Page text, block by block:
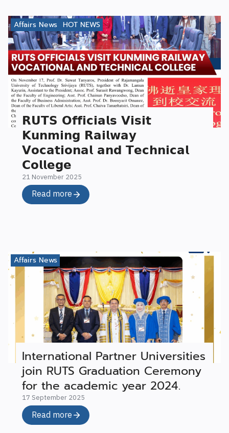
Affairs News HOT NEWS
𝗥𝗨𝗧𝗦 𝗢𝗳𝗳𝗶𝗰𝗶𝗮𝗹𝘀 𝗩𝗶𝘀𝗶𝘁
𝗞𝘂𝗻𝗺𝗶𝗻𝗴 𝗥𝗮𝗶𝗹𝘄𝗮𝘆
𝗩𝗼𝗰𝗮𝘁𝗶𝗼𝗻𝗮𝗹 𝗮𝗻𝗱 𝗧𝗲𝗰𝗵𝗻𝗶𝗰𝗮𝗹
𝗖𝗼𝗹𝗹𝗲𝗴𝗲
21 November 2025
Read more
Affairs News
International Partner Universities
join RUTS Graduation Ceremony
for the academic year 2024.
17 September 2025
Read more